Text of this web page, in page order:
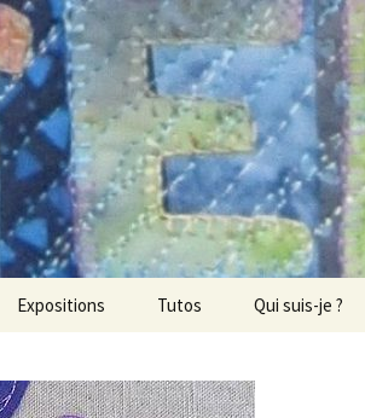
Expositions Tutos Qui suis-je ?